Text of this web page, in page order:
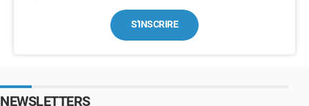
S'INSCRIRE
NEWSLETTERS